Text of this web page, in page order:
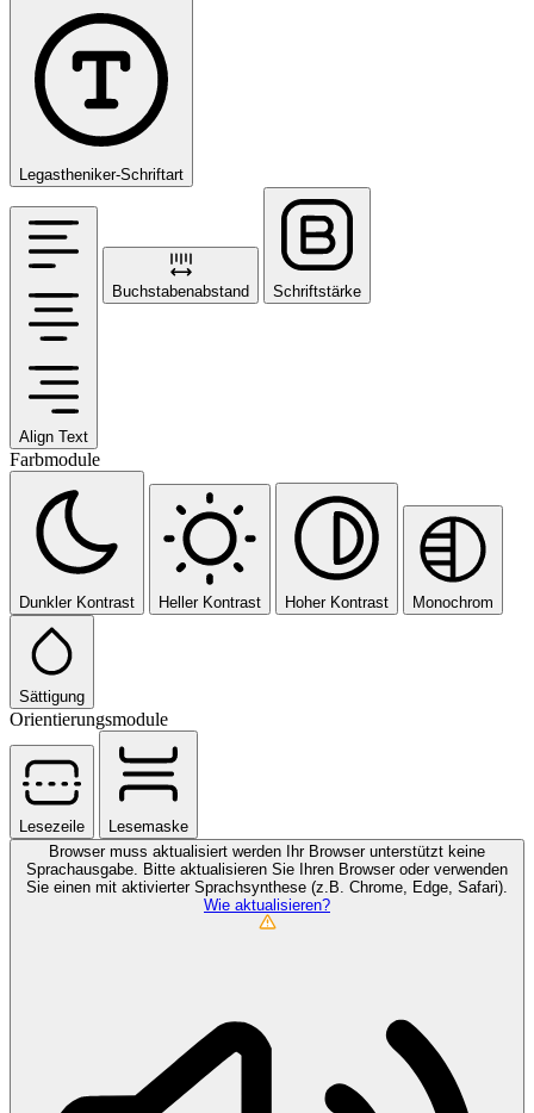
Legastheniker-Schriftart
Align Text
Buchstabenabstand Schriftstärke
Farbmodule
Dunkler Kontrast Heller Kontrast Hoher Kontrast Monochrom
Sättigung
Orientierungsmodule
Lesezeile
Lesemaske
Browser muss aktualisiert werden
Ihr Browser unterstützt keine
Sprachausgabe. Bitte aktualisieren Sie Ihren Browser oder verwenden
Sie einen mit aktivierter Sprachsynthese (z.B. Chrome, Edge, Safari).
Wie aktualisieren?